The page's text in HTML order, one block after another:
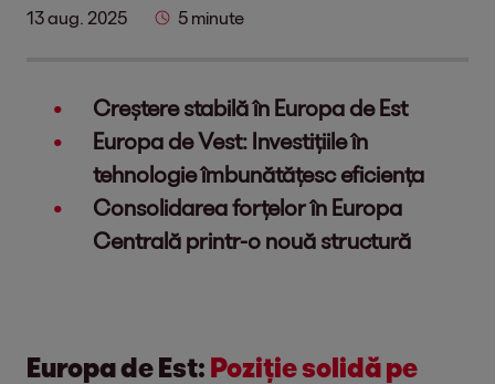
13 aug. 2025 5 minute
Creștere stabilă în Europa de Est
Europa de Vest: Investițiile în
tehnologie îmbunătățesc eficiența
Consolidarea forțelor în Europa
Centrală printr-o nouă structură
Europa de Est: Poziție solidă pe